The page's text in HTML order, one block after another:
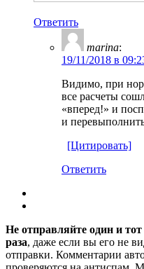
Ответить
marina:
19/11/2018 в
Видимо, при
все расчеты
«вперед!» и
и
[Цитировать]
Ответить
Не отправляйте один и
раза, даже если вы его не
отправки. Комментарии